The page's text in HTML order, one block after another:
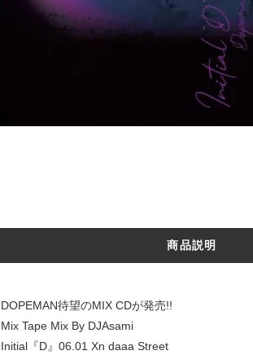
商品説明
DOPEMAN待望のMIX CDが発売!!
Mix Tape Mix By DJAsami
Initial『D』06.01 Xn daaa Street